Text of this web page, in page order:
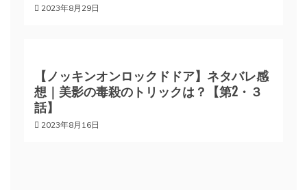
2023年8月29日
【ノッキンオンロックドドア】ネタバレ感
想｜美影の毒殺のトリックは？【第2・３
話】
2023年8月16日